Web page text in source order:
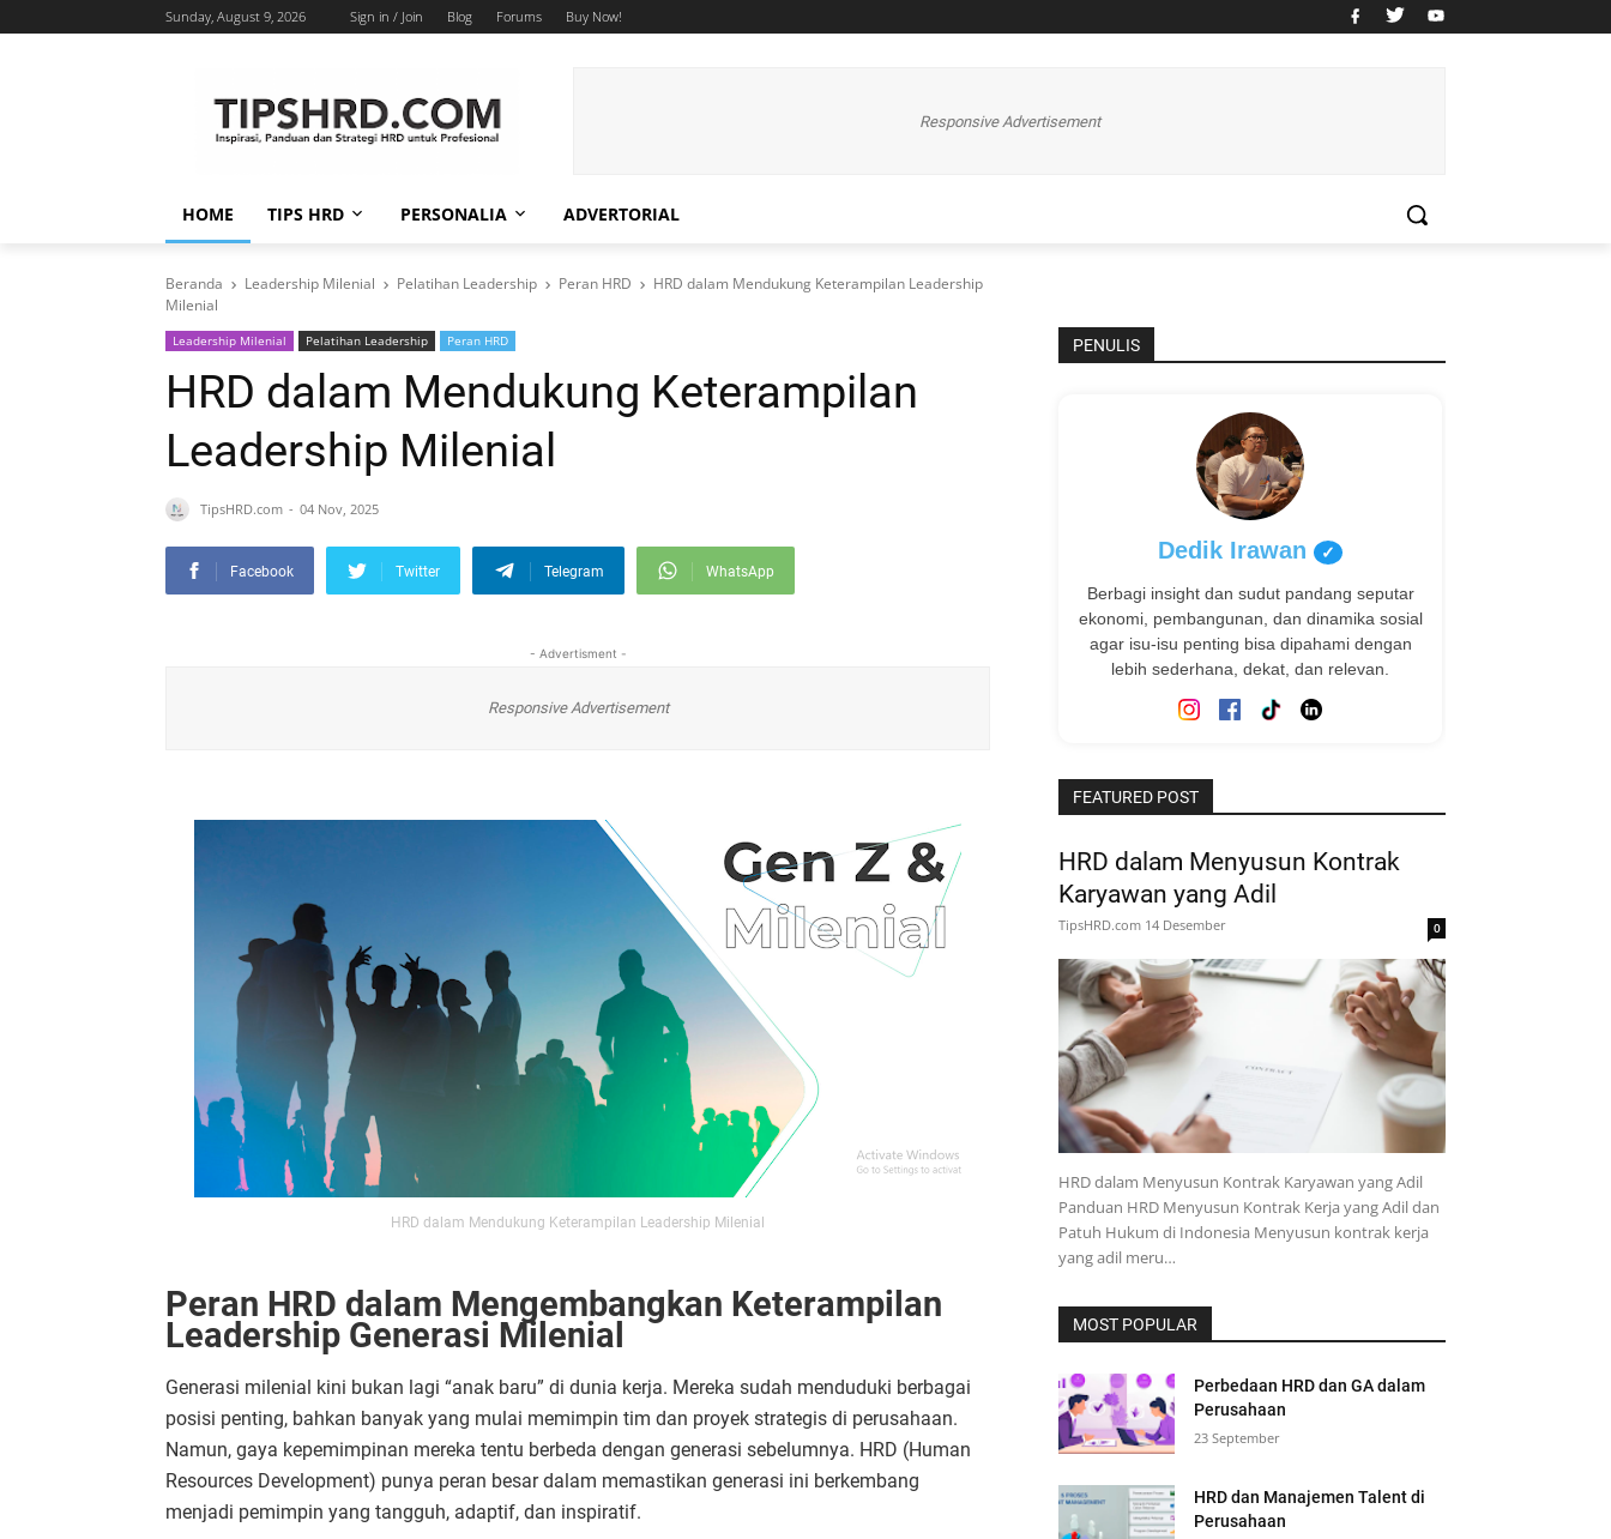
Sunday, August 9, 2026 Sign in / Join Blog Forums Buy Now!
Responsive Advertisement
HOME TIPS HRD PERSONALIA ADVERTORIAL
Beranda Leadership Milenial Pelatihan Leadership Peran HRD
HRD dalam Mendukung Keterampilan Leadership
Milenial
Leadership Milenial Pelatihan Leadership Peran HRD
HRD dalam Mendukung Keterampilan
Leadership Milenial
TipsHRD.com 04 Nov, 2025
Facebook Twitter Telegram WhatsApp
- Advertisment -
Responsive Advertisement
HRD dalam Mendukung Keterampilan Leadership Milenial
Peran HRD dalam Mengembangkan Keterampilan
Leadership Generasi Milenial
Generasi milenial kini bukan lagi “anak baru” di dunia kerja. Mereka sudah menduduki berbagai
posisi penting, bahkan banyak yang mulai memimpin tim dan proyek strategis di perusahaan.
Namun, gaya kepemimpinan mereka tentu berbeda dengan generasi sebelumnya. HRD (Human
Resources Development) punya peran besar dalam memastikan generasi ini berkembang
menjadi pemimpin yang tangguh, adaptif, dan inspiratif.
PENULIS
Dedik Irawan ✓
Berbagi insight dan sudut pandang seputar
ekonomi, pembangunan, dan dinamika sosial
agar isu-isu penting bisa dipahami dengan
lebih sederhana, dekat, dan relevan.
FEATURED POST
HRD dalam Menyusun Kontrak
Karyawan yang Adil
TipsHRD.com 14 Desember 0
HRD dalam Menyusun Kontrak Karyawan yang Adil
Panduan HRD Menyusun Kontrak Kerja yang Adil dan
Patuh Hukum di Indonesia Menyusun kontrak kerja
yang adil meru…
MOST POPULAR
Perbedaan HRD dan GA dalam
Perusahaan
23 September
HRD dan Manajemen Talent di
Perusahaan